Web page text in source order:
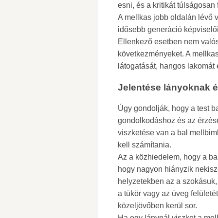
esni, és a kritikát
A mellkas jobb oldalán lévő
idősebb generáció
Ellenkező esetben nem
következményeket. A
látogatását, hangos
Jelentése lányoknak
Úgy gondolják, hogy a test
gondolkodáshoz és az
viszketése van a bal
kell számítania.
Az a közhiedelem, hogy a
hogy nagyon hiányzik
helyzetekben az a
a tükör vagy az üveg
közeljövőben kerül sor.